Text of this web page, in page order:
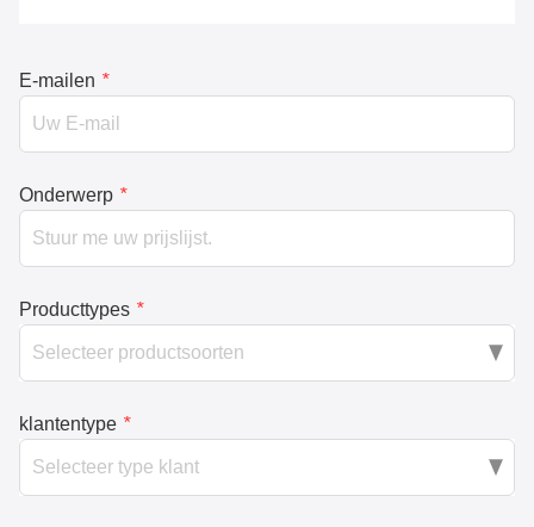
E-mailen *
Onderwerp *
Producttypes *
klantentype *